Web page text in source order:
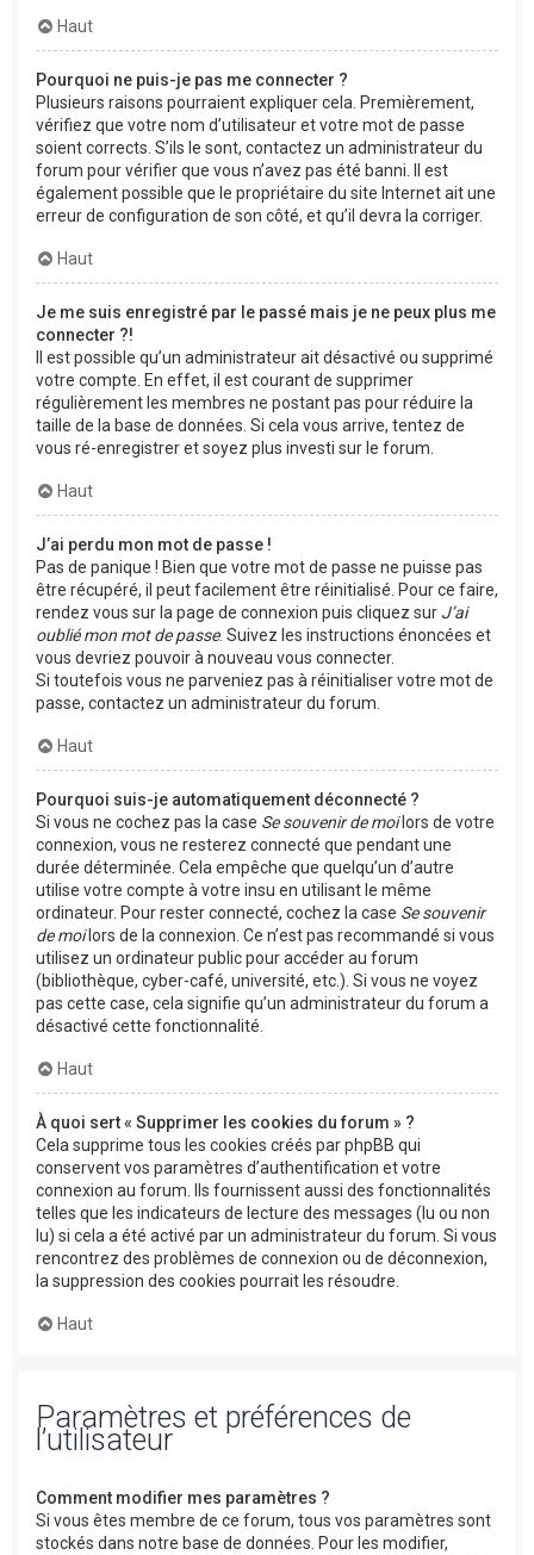
Haut
Pourquoi ne puis-je pas me connecter ?
Plusieurs raisons pourraient expliquer cela. Premièrement,
vérifiez que votre nom d’utilisateur et votre mot de passe
soient corrects. S’ils le sont, contactez un administrateur du
forum pour vérifier que vous n’avez pas été banni. Il est
également possible que le propriétaire du site Internet ait une
erreur de configuration de son côté, et qu’il devra la corriger.
Haut
Je me suis enregistré par le passé mais je ne peux plus me
connecter ?!
Il est possible qu’un administrateur ait désactivé ou supprimé
votre compte. En effet, il est courant de supprimer
régulièrement les membres ne postant pas pour réduire la
taille de la base de données. Si cela vous arrive, tentez de
vous ré-enregistrer et soyez plus investi sur le forum.
Haut
J’ai perdu mon mot de passe !
Pas de panique ! Bien que votre mot de passe ne puisse pas
être récupéré, il peut facilement être réinitialisé. Pour ce faire,
rendez vous sur la page de connexion puis cliquez sur J’ai
oublié mon mot de passe. Suivez les instructions énoncées et
vous devriez pouvoir à nouveau vous connecter.
Si toutefois vous ne parveniez pas à réinitialiser votre mot de
passe, contactez un administrateur du forum.
Haut
Pourquoi suis-je automatiquement déconnecté ?
Si vous ne cochez pas la case Se souvenir de moilors de votre
connexion, vous ne resterez connecté que pendant une
durée déterminée. Cela empêche que quelqu’un d’autre
utilise votre compte à votre insu en utilisant le même
ordinateur. Pour rester connecté, cochez la case Se souvenir
de moilors de la connexion. Ce n’est pas recommandé si vous
utilisez un ordinateur public pour accéder au forum
(bibliothèque, cyber-café, université, etc.). Si vous ne voyez
pas cette case, cela signifie qu’un administrateur du forum a
désactivé cette fonctionnalité.
Haut
À quoi sert « Supprimer les cookies du forum » ?
Cela supprime tous les cookies créés par phpBB qui
conservent vos paramètres d’authentification et votre
connexion au forum. Ils fournissent aussi des fonctionnalités
telles que les indicateurs de lecture des messages (lu ou non
lu) si cela a été activé par un administrateur du forum. Si vous
rencontrez des problèmes de connexion ou de déconnexion,
la suppression des cookies pourrait les résoudre.
Haut
Paramètres et préférences de
l’utilisateur
Comment modifier mes paramètres ?
Si vous êtes membre de ce forum, tous vos paramètres sont
stockés dans notre base de données. Pour les modifier,